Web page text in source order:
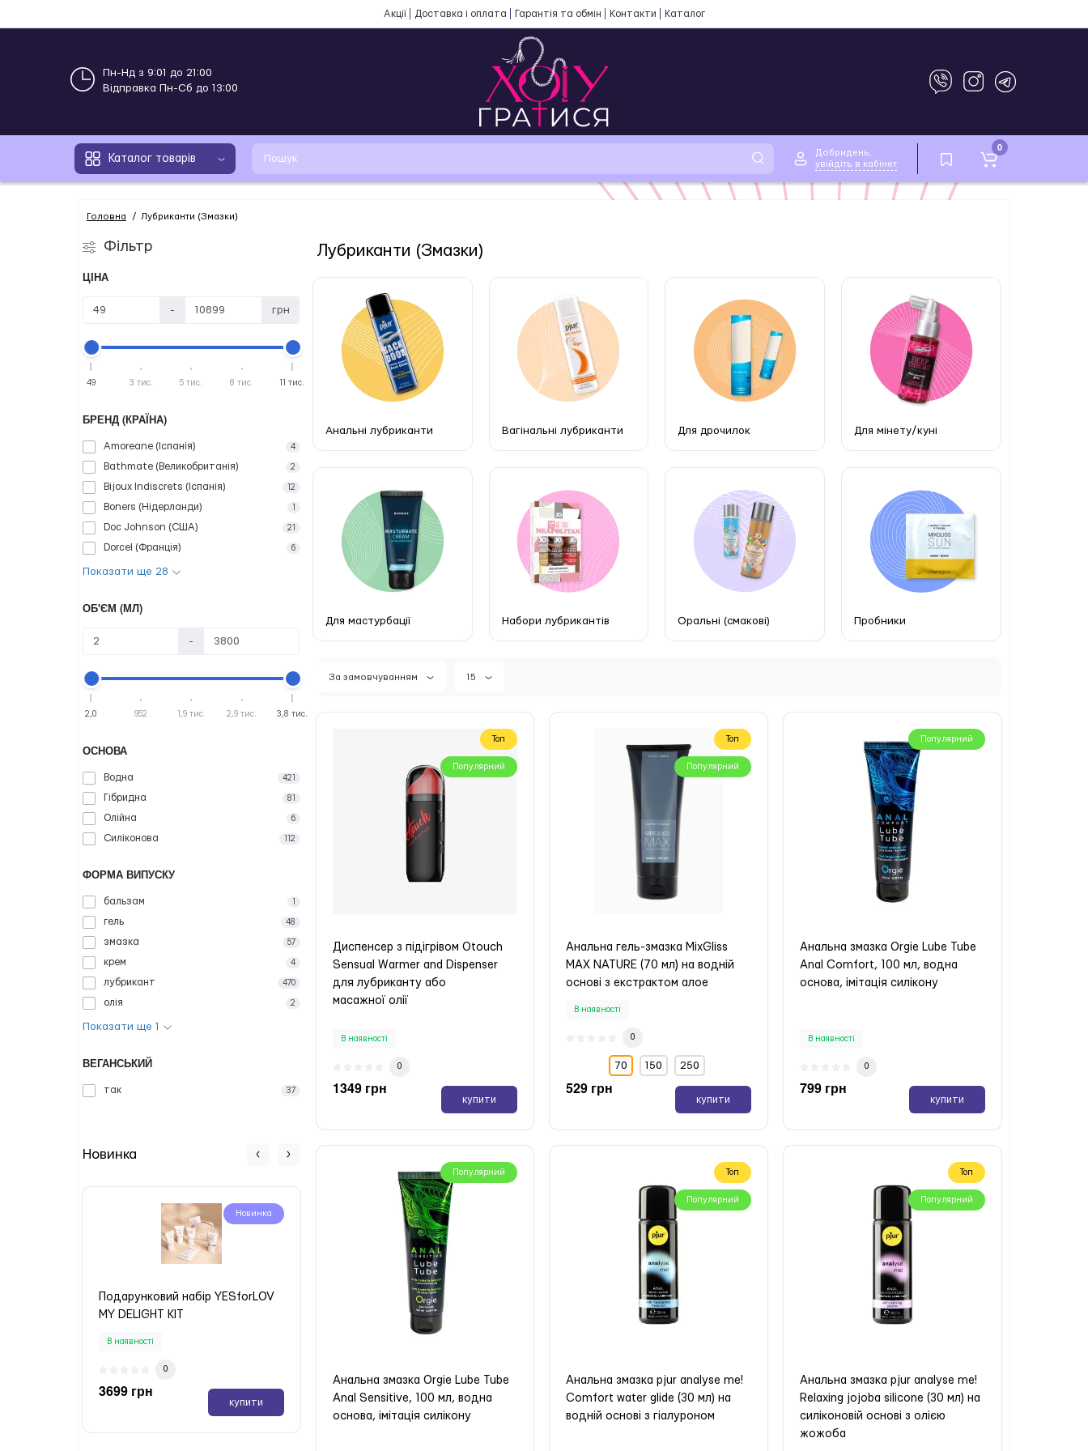
Акції Доставка і оплата Гарантія та обмін Контакти Каталог
Пн-Нд з 9:01 до 21:00
Відправка Пн-Сб до 13:00
Каталог товарів
Добридень,
увійдіть в кабінет
0
Головна Лубриканти (Змазки)
Фільтр
ЦІНА
- грн
49 3 тис. 5 тис. 8 тис. 11 тис.
БРЕНД (КРАЇНА)
Amoreane (Іспанія) 4
Bathmate (Великобританія) 2
Bijoux Indiscrets (Іспанія) 12
Boners (Нідерланди)
Doc Johnson (США) 21
Dorcel (Франція) 6
Показати ще 28
ОБ'ЄМ (МЛ)
-
2,0 952 1,9 тис. 2,9 тис. 3,8 тис.
ОСНОВА
Водна 421
Гібридна 81
Олійна 6
Силіконова 112
ФОРМА ВИПУСКУ
бальзам
гель 48
змазка 57
крем 4
лубрикант 470
олія 2
Показати ще 1
ВЕГАНСЬКИЙ
так 37
Новинка
Новинка
Подарунковий набір YESforLOV
MY DELIGHT KIT
В наявності
0
3699 грн
купити
Подарунковий набір YESforLOV
MA TROUSSE A DELICES
3699 грн
купити
Мітелка YESforLOV CARESSING
999 грн
купити
Лубриканти (Змазки)
Анальні лубриканти Вагінальні лубриканти Для дрочилок Для мінету/куні
Для мастурбації Набори лубрикантів Оральні (смакові) Пробники
За замовчуванням 15
Топ
Популярний
Диспенсер з підігрівом Otouch
Sensual Warmer and Dispenser
для лубриканту або
масажної олії
В наявності
0
1349 грн
купити
Топ
Популярний
Анальна гель-змазка MixGliss
MAX NATURE (70 мл) на водній
основі з екстрактом алое
В наявності
0
70 150 250
529 грн
купити
Популярний
Анальна змазка Orgie Lube Tube
Anal Comfort, 100 мл, водна
основа, імітація силікону
В наявності
0
799 грн
купити
Популярний
Анальна змазка Orgie Lube Tube
Anal Sensitive, 100 мл, водна
основа, імітація силікону
Топ
Популярний
Анальна змазка pjur analyse me!
Comfort water glide (30 мл) на
водній основі з гіалуроном
Топ
Популярний
Анальна змазка pjur analyse me!
Relaxing jojoba silicone (30 мл) на
силіконовій основі з олією
жожоба